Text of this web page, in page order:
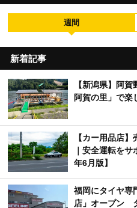
週間
新着記事
【新潟県】阿
阿賀の里」で楽
【カー用品店
｜安全運転を
年6月版】
福岡にタイヤ専
店」オープン